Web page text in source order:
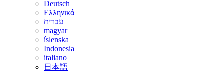
Deutsch
Ελληνικά
עברית
magyar
íslenska
Indonesia
italiano
日本語